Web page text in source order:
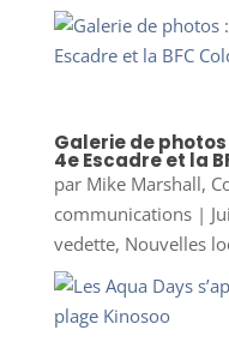
Galerie de
4e Escadre et la
par Mike Marshall,
communications|
vedette, Nouvelles